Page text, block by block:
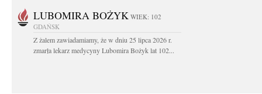
LUBOMIRA BOŻYK WIEK: 102
GDAŃSK
Z żalem zawiadamiamy, że w dniu 25 lipca 2026 r.
zmarła lekarz medycyny Lubomira Bożyk lat 102...